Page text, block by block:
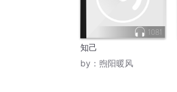
1081
知己
by： 煦阳暖风